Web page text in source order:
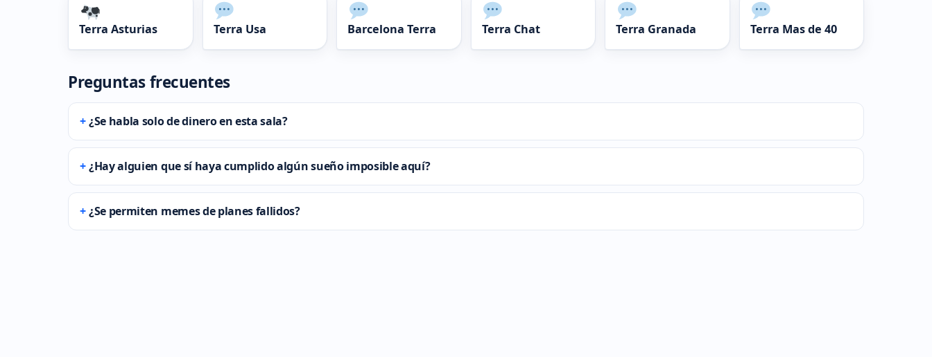
Terra Asturias Terra Usa Barcelona Terra Terra Chat Terra Granada Terra Mas de 40
Preguntas frecuentes
¿Se habla solo de dinero en esta sala?
¿Hay alguien que sí haya cumplido algún sueño imposible aquí?
¿Se permiten memes de planes fallidos?